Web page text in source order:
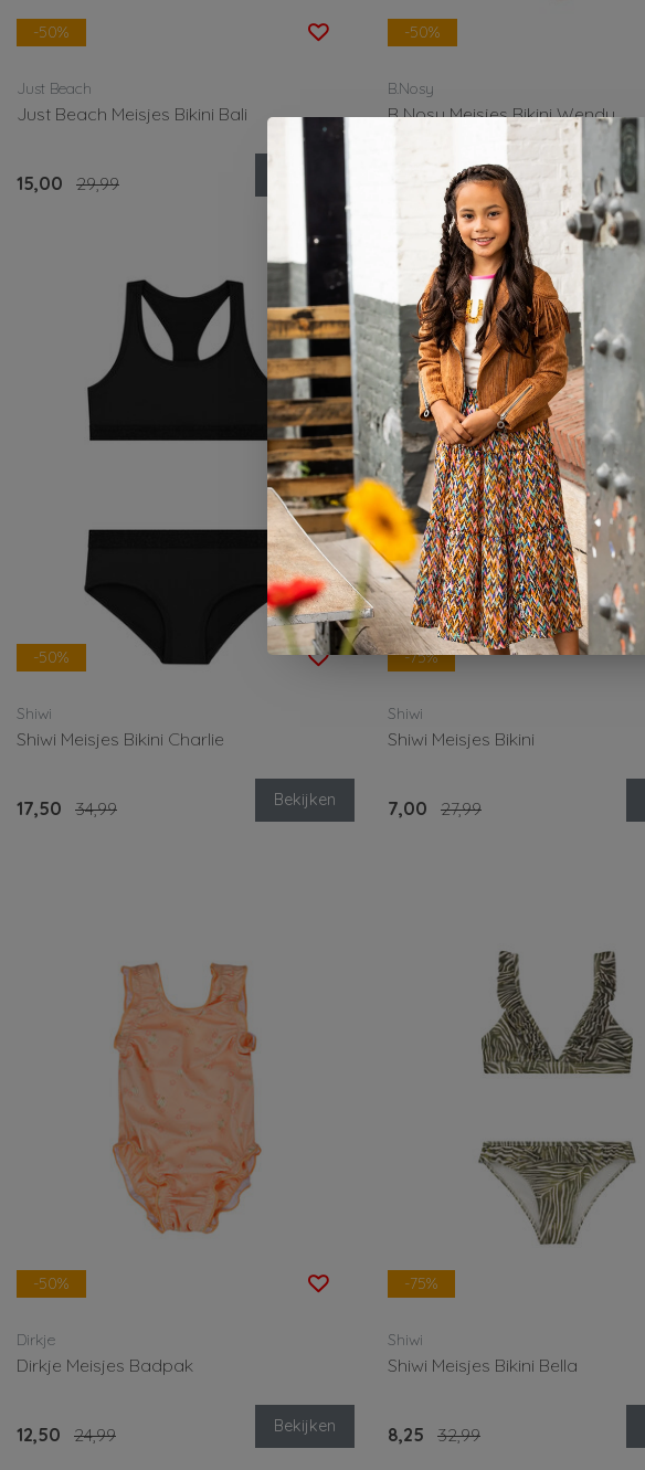
-50%
Just Beach
Just Beach Meisjes Bikini Bali
15,00 29,99 Bekijken
-50%
B.Nosy
B Nosy Meisjes Bikini Wendy
27,99
-50%
Shiwi
Shiwi Meisjes Bikini Charlie
17,50 34,99 Bekijken
-75%
Shiwi
Shiwi Meisjes Bikini
7,00 27,99
-50%
Dirkje
Dirkje Meisjes Badpak
12,50 24,99 Bekijken
-75%
Shiwi
Shiwi Meisjes Bikini Bella
8,25 32,99